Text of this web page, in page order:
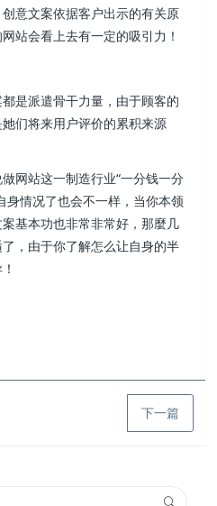
意文案依据客户出示的有关原
站会看上去有一定的吸引力！
是派遣骨干力量，由于顾客的
们将来用户评价的累积来源
网站这一制造行业“一分钱一分
身情况了也会不一样，当你本领
基本功也非常非常好，那麼几
，由于你了解怎么让自身的半
下一篇